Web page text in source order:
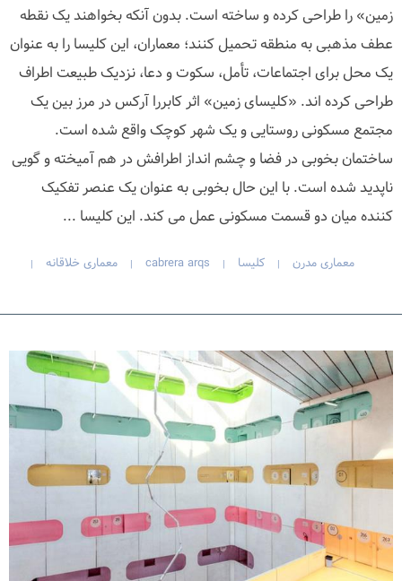
زمین» را طراحی کرده و ساخته است. بدون آنکه بخواهند یک نقطه
عطف مذهبی به منطقه تحمیل کنند؛ معماران، این کلیسا را به عنوان
یک محل برای اجتماعات، تأمل، سکوت و دعا، نزدیک طبیعت اطراف
طراحی کرده اند. «کلیسای زمین» اثر کابررا آرکس در مرز بین یک
مجتمع مسکونی روستایی و یک شهر کوچک واقع شده است.
ساختمان بخوبی در فضا‌ و چشم انداز اطرافش در هم آمیخته و گویی
ناپدید شده است. با این حال بخوبی به عنوان یک عنصر تفکیک
کننده میان دو قسمت مسکونی عمل می کند. این کلیسا ...
معماری مدرن | کلیسا |
cabrera arqs
| معماری خلاقانه |